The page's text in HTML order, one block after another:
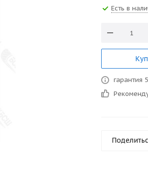
Есть в
гарантия